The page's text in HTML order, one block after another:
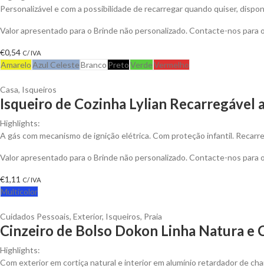
Personalizável e com a possibilidade de recarregar quando quiser,
Valor apresentado para o Brinde não personalizado. Contacte-nos
€0,54 C/ IVA
AmareloAzul CelesteBranco PretoVerdeVermelho
Casa, Isqueiros
Isqueiro de Cozinha Lylian Recarregável
Highlights:
A gás com mecanismo de ignição elétrica. Com proteção infantil.
Valor apresentado para o Brinde não personalizado. Contacte-nos
€1,11 C/ IVA
Multicolor
Cuidados Pessoais, Exterior, Isqueiros, Praia
Cinzeiro de Bolso Dokon Linha Natura e
Highlights:
Com exterior em cortiça natural e interior em alumínio retardador de